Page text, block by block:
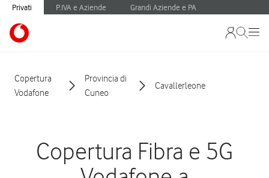
Privati P.IVA e Aziende Grandi Aziende e PA
Copertura
Vodafone
Provincia di
Cuneo
Cavallerleone
Copertura Fibra e 5G